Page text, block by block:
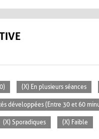
(X) En plusieurs séances
développées (Entre 30 et 60
(X) Sporadiques (X) Faible